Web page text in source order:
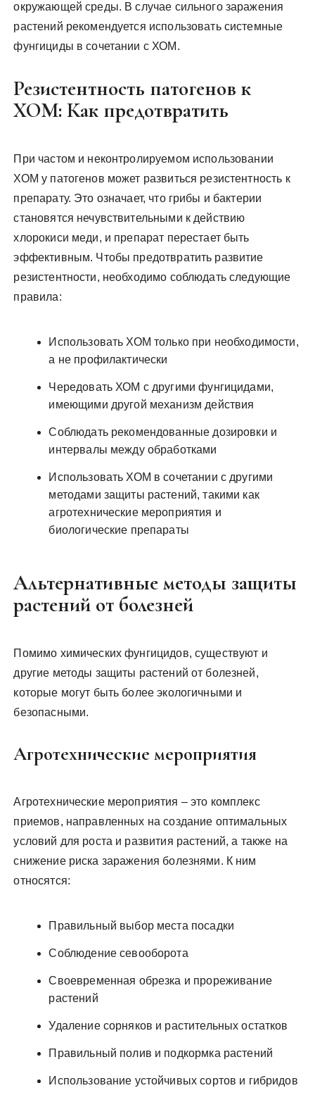
окружающей среды. В случае сильного заражения
растений рекомендуется использовать системные
фунгициды в сочетании с ХОМ.
Резистентность патогенов к
ХОМ: Как предотвратить
При частом и неконтролируемом использовании
ХОМ у патогенов может развиться резистентность к
препарату. Это означает, что грибы и бактерии
становятся нечувствительными к действию
хлорокиси меди, и препарат перестает быть
эффективным. Чтобы предотвратить развитие
резистентности, необходимо соблюдать следующие
правила:
Использовать ХОМ только при необходимости,
а не профилактически
Чередовать ХОМ с другими фунгицидами,
имеющими другой механизм действия
Соблюдать рекомендованные дозировки и
интервалы между обработками
Использовать ХОМ в сочетании с другими
методами защиты растений, такими как
агротехнические мероприятия и
биологические препараты
Альтернативные методы защиты
растений от болезней
Помимо химических фунгицидов, существуют и
другие методы защиты растений от болезней,
которые могут быть более экологичными и
безопасными.
Агротехнические мероприятия
Агротехнические мероприятия – это комплекс
приемов, направленных на создание оптимальных
условий для роста и развития растений, а также на
снижение риска заражения болезнями. К ним
относятся:
Правильный выбор места посадки
Соблюдение севооборота
Своевременная обрезка и прореживание
растений
Удаление сорняков и растительных остатков
Правильный полив и подкормка растений
Использование устойчивых сортов и гибридов